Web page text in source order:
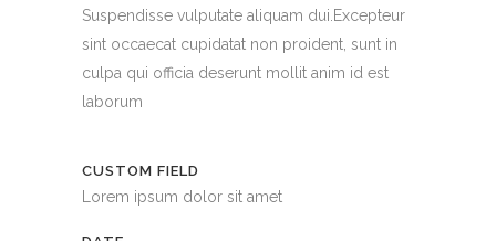
Suspendisse vulputate aliquam dui.Excepteur
sint occaecat cupidatat non proident, sunt in
culpa qui officia deserunt mollit anim id est
laborum
CUSTOM FIELD
Lorem ipsum dolor sit amet